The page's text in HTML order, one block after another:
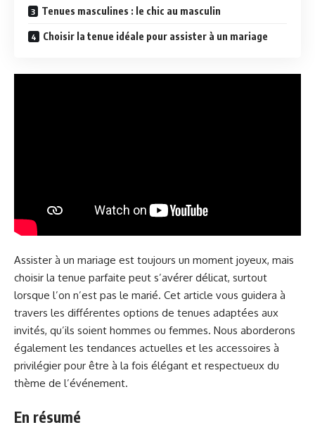
Tenues masculines : le chic au masculin
Choisir la tenue idéale pour assister à un mariage
Assister à un mariage est toujours un moment joyeux, mais
choisir la tenue parfaite peut s’avérer délicat, surtout
lorsque l’on n’est pas le marié. Cet article vous guidera à
travers les différentes options de tenues adaptées aux
invités, qu’ils soient hommes ou femmes. Nous aborderons
également les tendances actuelles et les accessoires à
privilégier pour être à la fois élégant et respectueux du
thème de l’événement.
En résumé